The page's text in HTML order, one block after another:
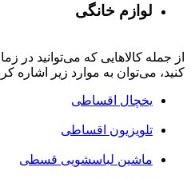
لوازم خانگی
از جمله کالاهایی که می‌توانید در
کنید، می‌توان به موارد زیر اشاره
یخچال اقساطی
تلویزیون اقساطی
ماشین لباسشویی قسطی